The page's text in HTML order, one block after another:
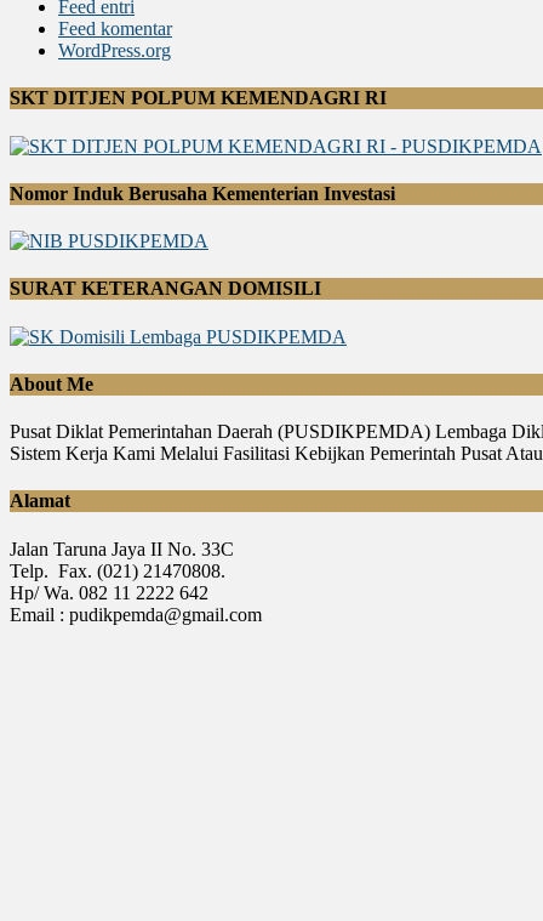
Feed entri
Feed komentar
WordPress.org
SKT DITJEN POLPUM KEMENDAGRI RI
Nomor Induk Berusaha Kementerian Investasi
SURAT KETERANGAN DOMISILI
About Me
Pusat Diklat Pemerintahan Daerah (PUSDIKPEMDA) Lembaga
Sistem Kerja Kami Melalui Fasilitasi Kebijkan Pemerintah Pusat
Alamat
Jalan Taruna Jaya II No. 33C
Telp. Fax. (021) 21470808.
Hp/ Wa. 082 11 2222 642
Email : pudikpemda@gmail.com